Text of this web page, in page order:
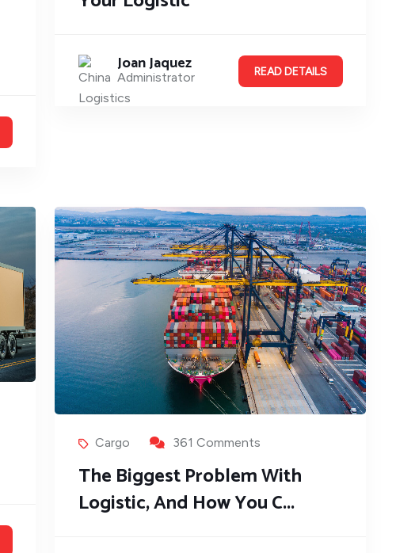
Joan Jaquez
Administrator READ DETAILS
Cargo 361 Comments
The Biggest Problem With
Logistic, And How You C...